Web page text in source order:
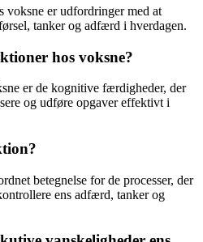
voksne er udfordringer med at
tanker og adfærd i hverdagen.
hos voksne?
er de kognitive færdigheder, der
og udføre opgaver effektivt i
betegnelse for de processer, der
ens adfærd, tanker og